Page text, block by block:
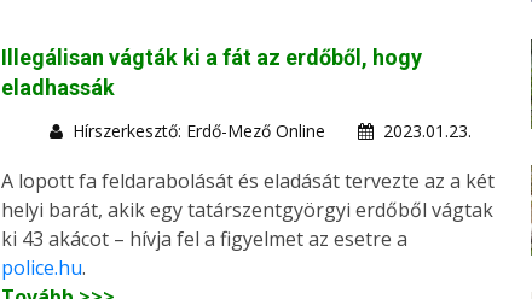
Illegálisan vágták ki a fát az erdőből, hogy
eladhassák
Hírszerkesztő: Erdő-Mező Online 2023.01.23.
A lopott fa feldarabolását és eladását tervezte az a két
helyi barát, akik egy tatárszentgyörgyi erdőből vágtak
ki 43 akácot – hívja fel a figyelmet az esetre a
police.hu.